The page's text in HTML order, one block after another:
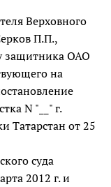
Верховного
П.П.,
защитника ОАО
на
N "__" г.
Татарстан от 25
суда
2012 г. и